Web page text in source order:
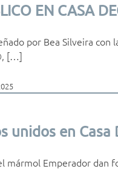
EN CASA
por Bea Silveira con
[…]
unidos en Casa
mármol Emperador dan